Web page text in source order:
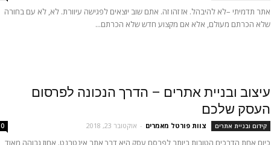
אתר תדמיתי –לא להיבהל. אז זהו זה. אתם שוב יוצאים לפגישה עיוורת. לא, לא עם בחורה
שלא הכרתם מעולם, אלא אם מקצוע חדש שלא הכרתם...
עיצוב ובניית אתרים – הדרך הנכונה לפרסום
העסק שלכם
קידום ובניית אתרים צוות פורטל מאמרים - אוקטובר 23, 2018 0
כיום אחת הדרכים הטובות ביותר לפרסם עסק היא דרך אתר אינטרנט. אחוז גבוהה מאוד